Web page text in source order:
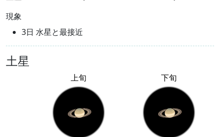
現象
3日 水星と最接近
土星
上旬 下旬